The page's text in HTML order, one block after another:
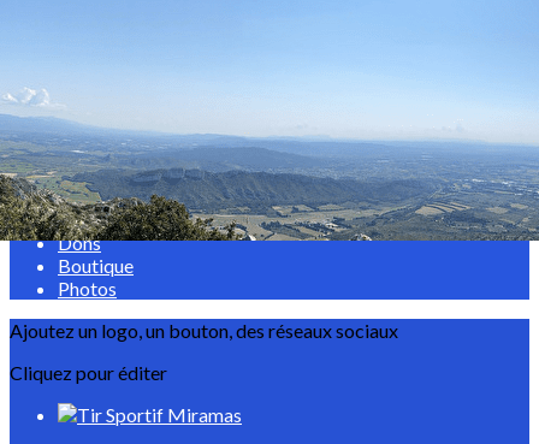
Menu
<
>
Evènements
Dons
Boutique
Photos
Ajoutez un logo, un bouton, des réseaux sociaux
Cliquez pour éditer